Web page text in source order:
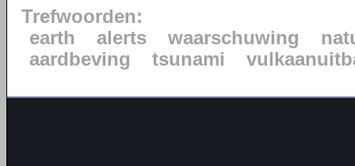
Trefwoorden:
earth
alerts waarschuwing
aardbeving
tsunami